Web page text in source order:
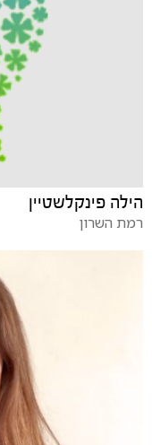
הילה פינקלשטיין
רמת השרון